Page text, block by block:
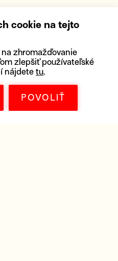
cookie na tejto
zhromažďovanie
zlepšiť používateľské
nájdete tu.
POVOLIŤ